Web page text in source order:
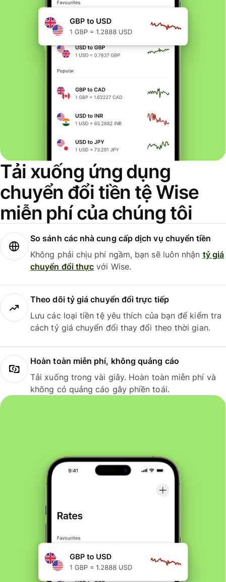
Tải xuống ứng dụng
chuyển đổi tiền tệ Wise
miễn phí của chúng tôi
So sánh các nhà cung cấp dịch vụ chuyển tiền
Không phải chịu phí ngầm, bạn sẽ luôn nhận tỷ giá
chuyển đổi thực với Wise.
Theo dõi tỷ giá chuyển đổi trực tiếp
Lưu các loại tiền tệ yêu thích của bạn để kiểm tra
cách tỷ giá chuyển đổi thay đổi theo thời gian.
Hoàn toàn miễn phí, không quảng cáo
Tải xuống trong vài giây. Hoàn toàn miễn phí và
không có quảng cáo gây phiền toái.